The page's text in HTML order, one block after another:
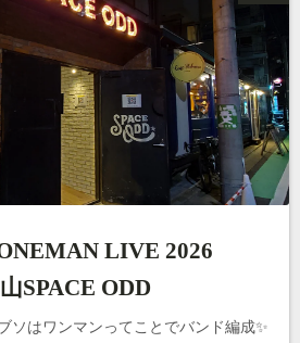
LIVE 2026
SPACE ODD
ソはワンマンってことでバンド編成✨